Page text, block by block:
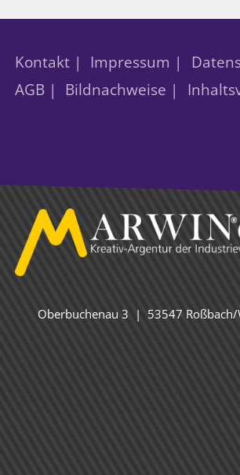
Kontakt | Impressum |
AGB |
Bildnachweise |
Oberbuchenau 3 | 53547